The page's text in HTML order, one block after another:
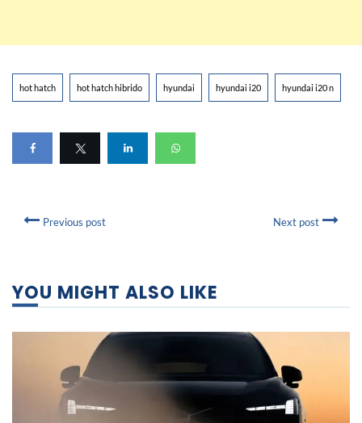
hot hatch hot hatch hibrido hyundai hyundai i20 hyundai i20 n
Previous post Next post
YOU MIGHT ALSO LIKE